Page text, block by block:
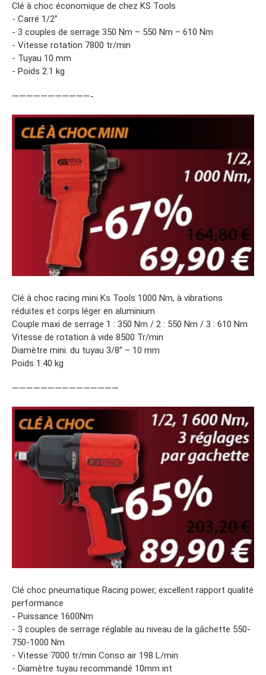
Clé à choc économique de chez KS Tools
- Carré 1/2″
- 3 couples de serrage 350 Nm – 550 Nm – 610 Nm
- Vitesse rotation 7800 tr/min
- Tuyau 10 mm
- Poids 2.1 kg
———————————-
Clé à choc racing mini Ks Tools 1000 Nm, à vibrations
réduites et corps léger en aluminium
Couple maxi de serrage 1 : 350 Nm / 2 : 550 Nm / 3 : 610 Nm
Vitesse de rotation à vide 8500 Tr/min
Diamètre mini. du tuyau 3/8’’ – 10 mm
Poids 1.40 kg
———————————————
Clé choc pneumatique Racing power, excellent rapport qualité
performance
- Puissance 1600Nm
- 3 couples de serrage réglable au niveau de la gâchette 550-
750-1000 Nm
- Vitesse 7000 tr/min Conso air 198 L/min
- Diamètre tuyau recommandé 10mm int